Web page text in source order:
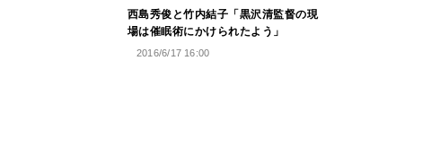
西島秀俊と竹内結子「黒沢清監督の現
場は催眠術にかけられたよう」
2016/6/17 16:00